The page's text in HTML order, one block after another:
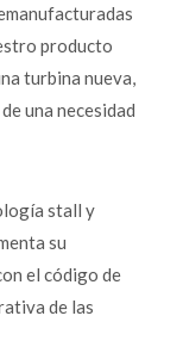
producto
turbina nueva,
una necesidad
stall y
su
el código de
de las